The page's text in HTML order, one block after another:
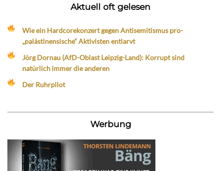
Aktuell oft gelesen
Wie ein Hardcorekonzert gegen Antisemitismus pro-
„palästinensische“ Aktivisten entlarvt
Jörg Dornau (AfD-Oblast Leipzig-Land): Korrupt sind
natürlich immer die anderen
Der Ruhrpilot
Werbung